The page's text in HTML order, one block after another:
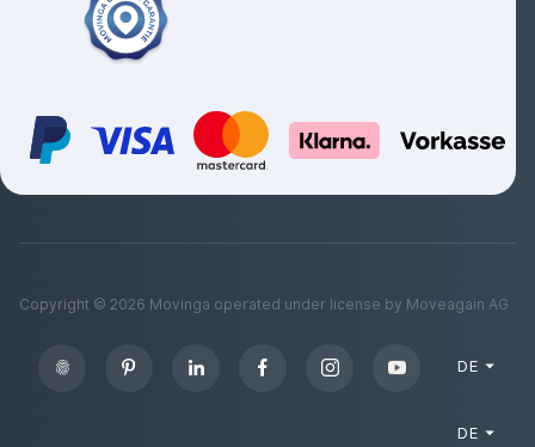
Copyright © 2026 Movinga operated under license by Moveagain AG
DE
DE